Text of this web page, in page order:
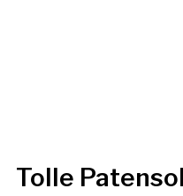
Tolle